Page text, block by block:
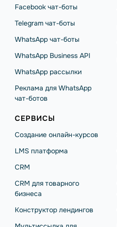
Facebook чат-боты
Telegram чат-боты
WhatsApp чат-боты
WhatsApp Business API
WhatsApp рассылки
Реклама для WhatsApp
чат-ботов
СЕРВИСЫ
Создание онлайн-курсов
LMS платформа
CRM
CRM для товарного
бизнеса
Конструктор лендингов